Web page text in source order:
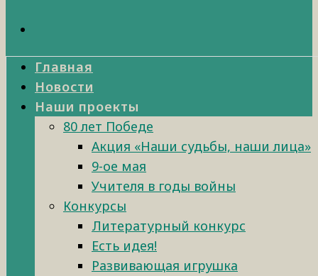
Главная
Новости
Наши проекты
80 лет Победе
Акция «Наши судьбы, наши лица»
9-ое мая
Учителя в годы войны
Конкурсы
Литературный конкурс
Есть идея!
Развивающая игрушка